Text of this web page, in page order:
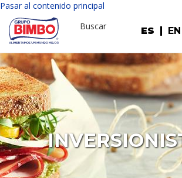
Pasar al contenido principal
ES EN
Buscar